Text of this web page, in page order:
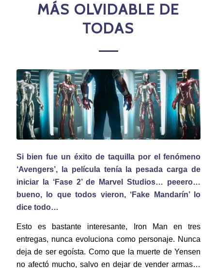
MÁS OLVIDABLE DE
TODAS
Si bien fue un éxito de taquilla por el fenómeno
‘Avengers’, la película tenía la pesada carga de
iniciar la ‘Fase 2’ de Marvel Studios… peeero…
bueno, lo que todos vieron, ‘Fake Mandarín’ lo
dice todo…
Esto es bastante interesante, Iron Man en tres
entregas, nunca evoluciona como personaje. Nunca
deja de ser egoísta. Como que la muerte de Yensen
no afectó mucho, salvo en dejar de vender armas…